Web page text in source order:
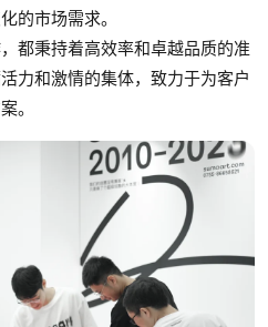
的市场需求。
都秉持着高效率和卓越品质的准
力和激情的集体，致力于为客户
。